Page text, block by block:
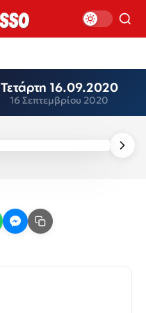
Τετάρτη 16.09.2020
16 Σεπτεμβρίου 2020